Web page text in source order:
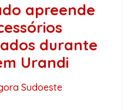
apreende
durante
Urandi
Sudoeste